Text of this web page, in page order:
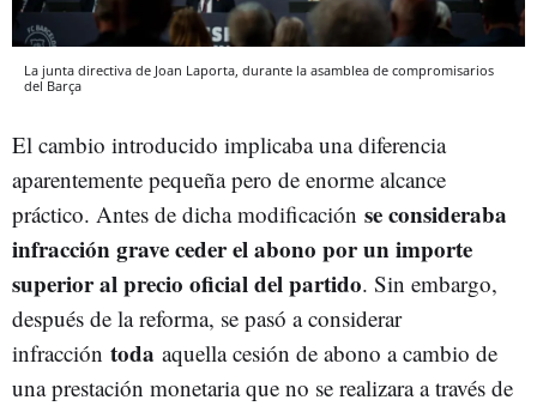
La junta directiva de Joan Laporta, durante la asamblea de compromisarios
del Barça
El cambio introducido implicaba una diferencia
aparentemente pequeña pero de enorme alcance
práctico. Antes de dicha modificación se consideraba
infracción grave ceder el abono por un importe
superior al precio oficial del partido. Sin embargo,
después de la reforma, se pasó a considerar
infracción toda aquella cesión de abono a cambio de
una prestación monetaria que no se realizara a través de